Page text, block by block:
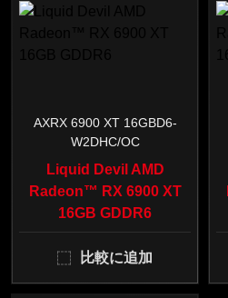
AXRX 6900 XT 16GBD6-
W2DHC/OC
Liquid Devil AMD
Radeon™ RX 6900 XT
16GB GDDR6
比較に追加